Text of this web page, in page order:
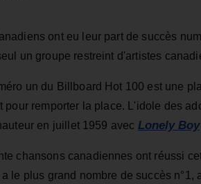
ont eu leur part de succès
un groupe restreint d'artistes
un du Billboard Hot 100 est une
pour remporter la place. L'idole des
en juillet 1959 avec Lonely Boy
chansons canadiennes ont réussi
a le plus grand nombre de succès